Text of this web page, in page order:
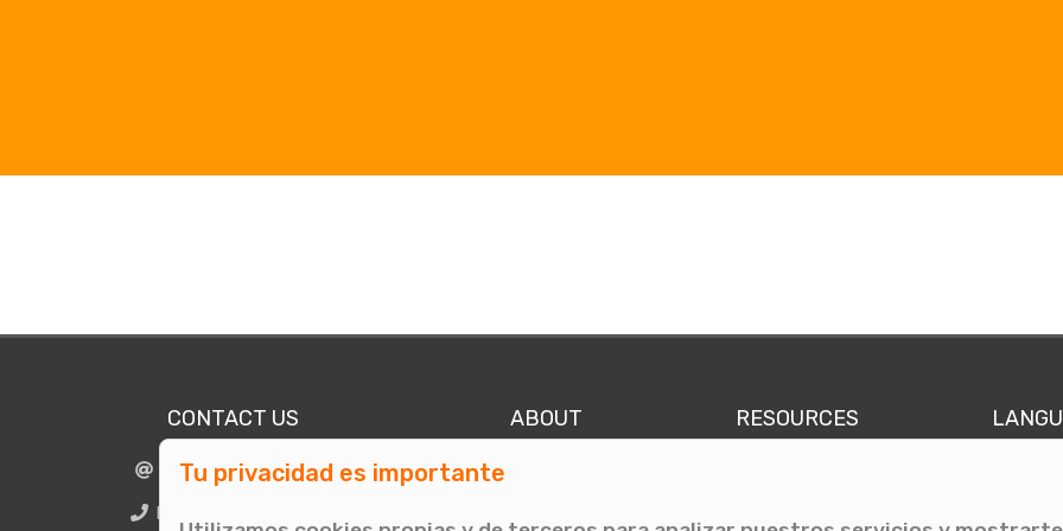
CONTACT US
info@comunicae.com
BCN + 34 931 702 774
ABOUT
Who we are
RESOURCES
Tu privacidad es importante